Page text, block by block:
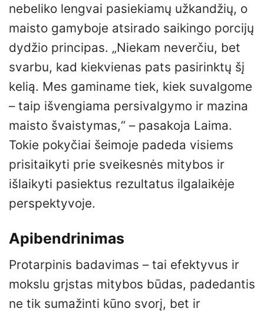
nebeliko lengvai pasiekiamų užkandžių, o
maisto gamyboje atsirado saikingo porcijų
dydžio principas. „Niekam neverčiu, bet
svarbu, kad kiekvienas pats pasirinktų šį
kelią. Mes gaminame tiek, kiek suvalgome
– taip išvengiama persivalgymo ir mazina
maisto švaistymas,“ – pasakoja Laima.
Tokie pokyčiai šeimoje padeda visiems
prisitaikyti prie sveikesnės mitybos ir
išlaikyti pasiektus rezultatus ilgalaikėje
perspektyvoje.
Apibendrinimas
Protarpinis badavimas – tai efektyvus ir
mokslu grįstas mitybos būdas, padedantis
ne tik sumažinti kūno svorį, bet ir